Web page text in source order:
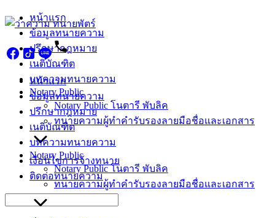
Skip
to
content
หน้าแรก
ข้อมูลทนายความ
ปรึกษากฎหมาย
เนติบัณฑิต
บทความทนายความ
Notary Public
Notary Public โนตารี พับลิค
ทนายความผู้ทำคำรับรองลายมือชื่อและเอกสาร
หน้าแรก
ข้อมูลทนายความ
ปรึกษากฎหมาย
เนติบัณฑิต
บทความทนายความ
Notary Public
Notary Public โนตารี พับลิค
ทนายความผู้ทำคำรับรองลายมือชื่อและเอกสาร
เงื่อนไขการจ้างทนาย
ติดต่อทนายความ
for: